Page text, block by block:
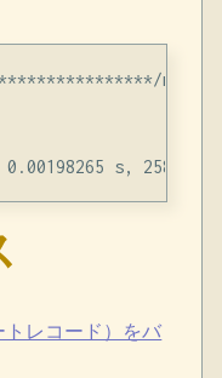
mbr.dd
レコード）をバ